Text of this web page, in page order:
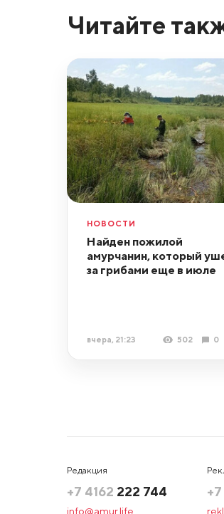
Читайте
НОВОСТИ
Найден пожилой
амурчанин, который
за грибами еще в июле
вчера, 21:23 502 0
Редакция
+7 4162 222 744
info@amur.life